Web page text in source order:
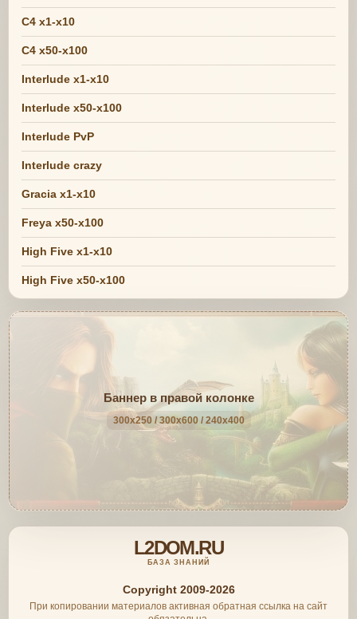
C4 x1-x10
C4 x50-x100
Interlude x1-x10
Interlude x50-x100
Interlude PvP
Interlude crazy
Gracia x1-x10
Freya x50-x100
High Five x1-x10
High Five x50-x100
Баннер в правой колонке
300x250 / 300x600 / 240x400
L2DOM.RU
БАЗА ЗНАНИЙ
Copyright 2009-2026
При копировании материалов активная обратная ссылка на сайт